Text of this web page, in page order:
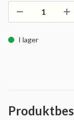
I lager